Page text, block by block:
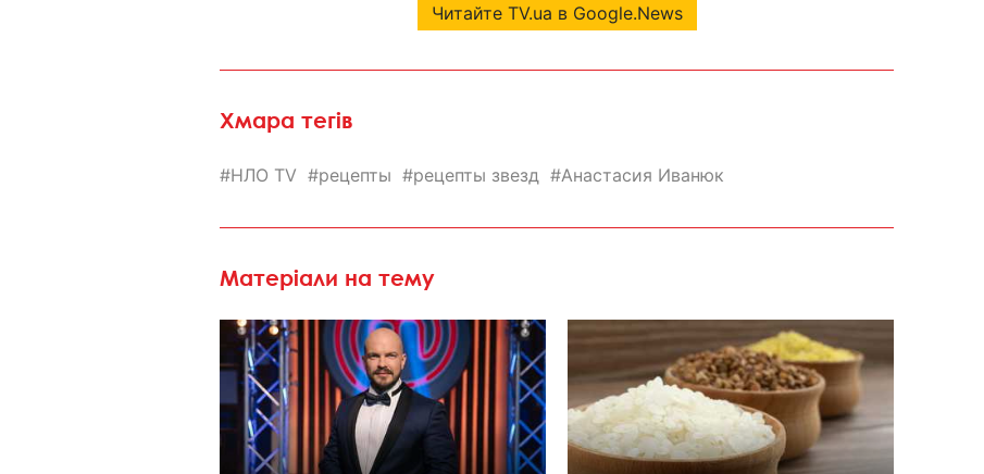
Читайте TV.ua в Google.News
Хмара тегів
НЛО TV рецепты рецепты звезд Анастасия Иванюк
Матеріали на тему